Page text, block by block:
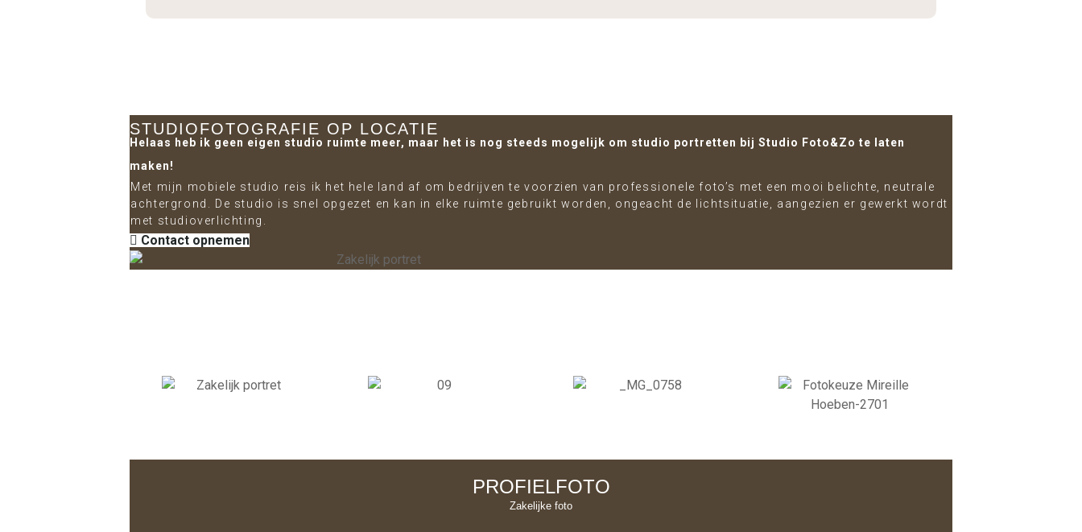
STUDIOFOTOGRAFIE OP LOCATIE
Helaas heb ik geen eigen studio ruimte meer, maar het is nog steeds mogelijk om studio portretten bij Studio Foto&Zo te laten
maken!
Met mijn mobiele studio reis ik het hele land af om bedrijven te voorzien van professionele foto’s met een mooi belichte, neutrale
achtergrond. De studio is snel opgezet en kan in elke ruimte gebruikt worden, ongeacht de lichtsituatie, aangezien er gewerkt wordt
met studioverlichting.
Contact opnemen
PROFIELFOTO
Zakelijke foto